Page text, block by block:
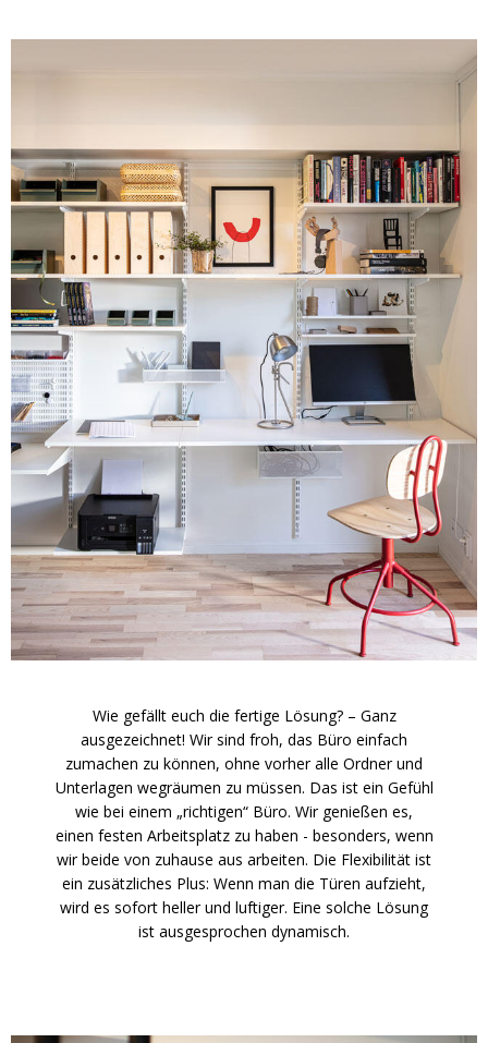
Wie gefällt euch die fertige Lösung? – Ganz
ausgezeichnet! Wir sind froh, das Büro einfach
zumachen zu können, ohne vorher alle Ordner und
Unterlagen wegräumen zu müssen. Das ist ein Gefühl
wie bei einem „richtigen“ Büro. Wir genießen es,
einen festen Arbeitsplatz zu haben - besonders, wenn
wir beide von zuhause aus arbeiten. Die Flexibilität ist
ein zusätzliches Plus: Wenn man die Türen aufzieht,
wird es sofort heller und luftiger. Eine solche Lösung
ist ausgesprochen dynamisch.